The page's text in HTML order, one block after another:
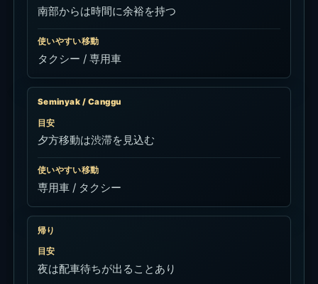
南部からは時間に余裕を持つ
使いやすい移動
タクシー / 専用車
Seminyak / Canggu
目安
夕方移動は渋滞を見込む
使いやすい移動
専用車 / タクシー
帰り
目安
夜は配車待ちが出ることあり